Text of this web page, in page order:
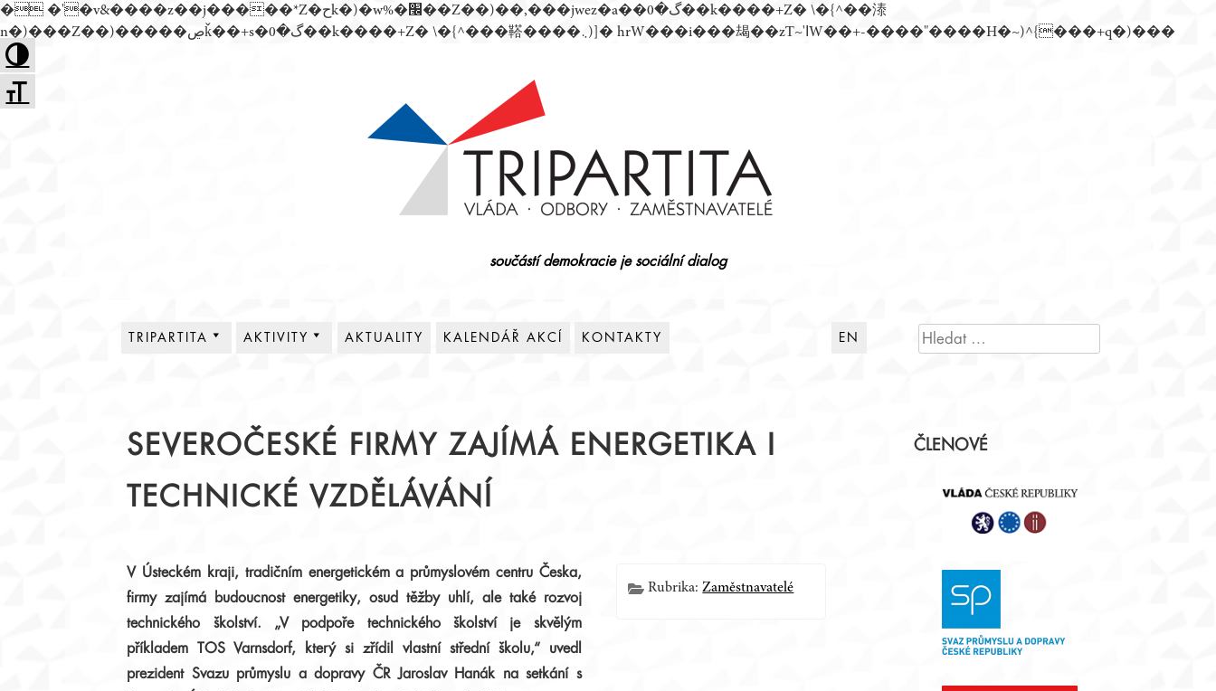
Toggle High Contrast
Toggle Font size
� �'�v&����z��j�����*Z�حk�)�w%�׬��Z��)��,���jwez�a��گ�0��k����+Z� \�{^��溙
n�)���Z��)�����ڝǩ��+s�گ�0��k����+Z� \�{^���鞳����܆)]� hrW���i���朅��zƬ~'ߊW��+-����"����H�~)^{���+q�)���
Přejít
k
obsahu
součástí demokracie je sociální dialog
TRIPARTITA
JEDNACÍ ŘÁD
AKTIVITY
PRACOVNÍ TÝMY
KRAJSKÉ RADY
AKTUALITY KALENDÁŘ AKCÍ KONTAKTY EN VYHLEDÁVÁNÍ
SEVEROČESKÉ FIRMY ZAJÍMÁ ENERGETIKA I
TECHNICKÉ VZDĚLÁVÁNÍ
V Ústeckém kraji, tradičním energetickém a průmyslovém centru Česka,
firmy zajímá budoucnost energetiky, osud těžby uhlí, ale také rozvoj
technického školství. „V podpoře technického školství je skvělým
příkladem TOS Varnsdorf, který si zřídil vlastní střední školu,“ uvedl
prezident Svazu průmyslu a dopravy ČR Jaroslav Hanák na setkání s
Rubrika:Zaměstnavatelé
ČLENOVÉ